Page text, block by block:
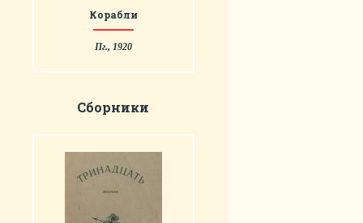
Корабли
Пг., 1920
Сборники